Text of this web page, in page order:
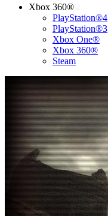
Xbox 360®
PlayStation®4
PlayStation®3
Xbox One®
Xbox 360®
Steam